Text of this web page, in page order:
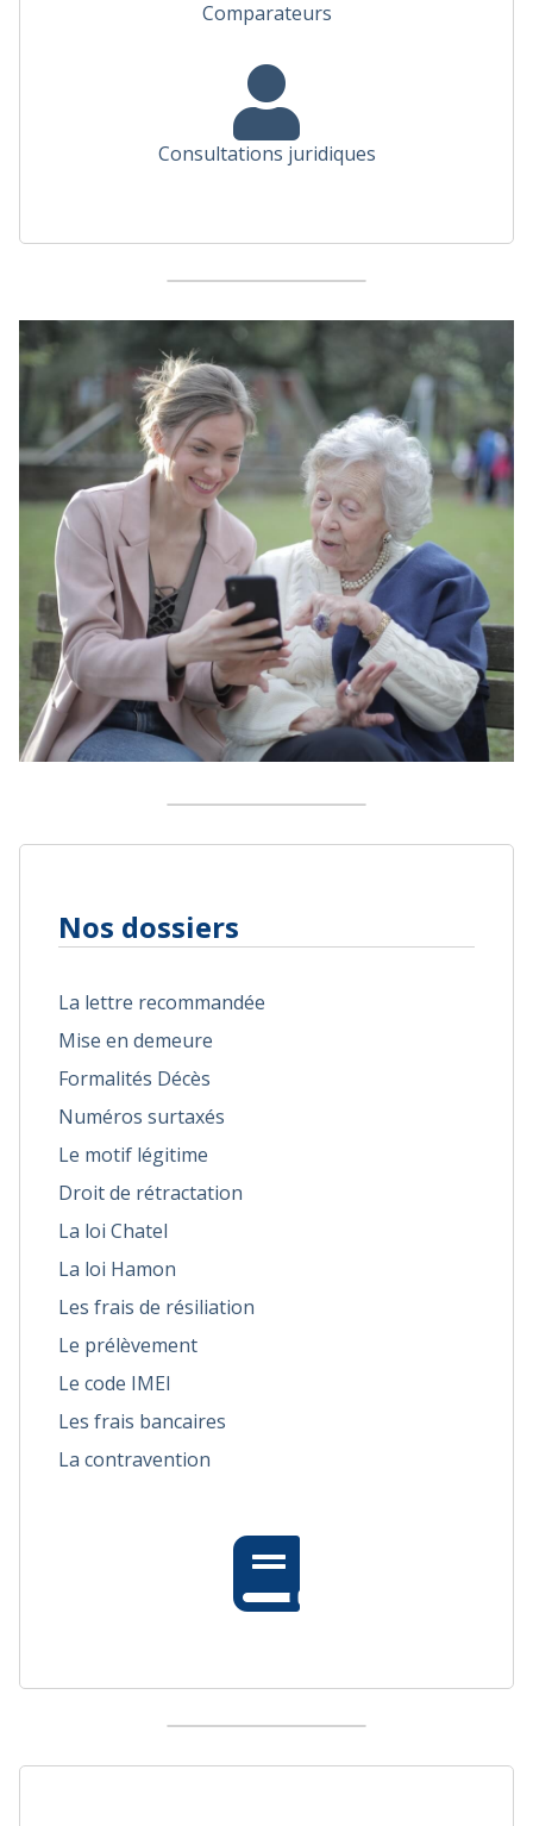
Comparateurs
Consultations juridiques
Nos dossiers
La lettre recommandée
Mise en demeure
Formalités Décès
Numéros surtaxés
Le motif légitime
Droit de rétractation
La loi Chatel
La loi Hamon
Les frais de résiliation
Le prélèvement
Le code IMEI
Les frais bancaires
La contravention